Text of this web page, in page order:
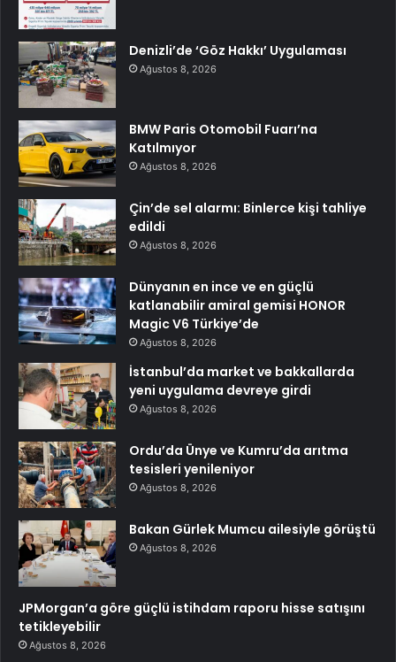
Denizli’de ‘Göz Hakkı’ Uygulaması
Ağustos 8, 2026
BMW Paris Otomobil Fuarı’na
Katılmıyor
Ağustos 8, 2026
Çin’de sel alarmı: Binlerce kişi tahliye
edildi
Ağustos 8, 2026
Dünyanın en ince ve en güçlü
katlanabilir amiral gemisi HONOR
Magic V6 Türkiye’de
Ağustos 8, 2026
İstanbul’da market ve bakkallarda
yeni uygulama devreye girdi
Ağustos 8, 2026
Ordu’da Ünye ve Kumru’da arıtma
tesisleri yenileniyor
Ağustos 8, 2026
Bakan Gürlek Mumcu ailesiyle görüştü
Ağustos 8, 2026
JPMorgan’a göre güçlü istihdam raporu hisse satışını
tetikleyebilir
Ağustos 8, 2026